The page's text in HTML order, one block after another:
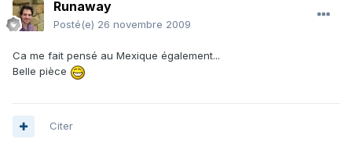
Runaway
Posté(e) 26 novembre 2009
Ca me fait pensé au Mexique également...
Belle pièce
Citer